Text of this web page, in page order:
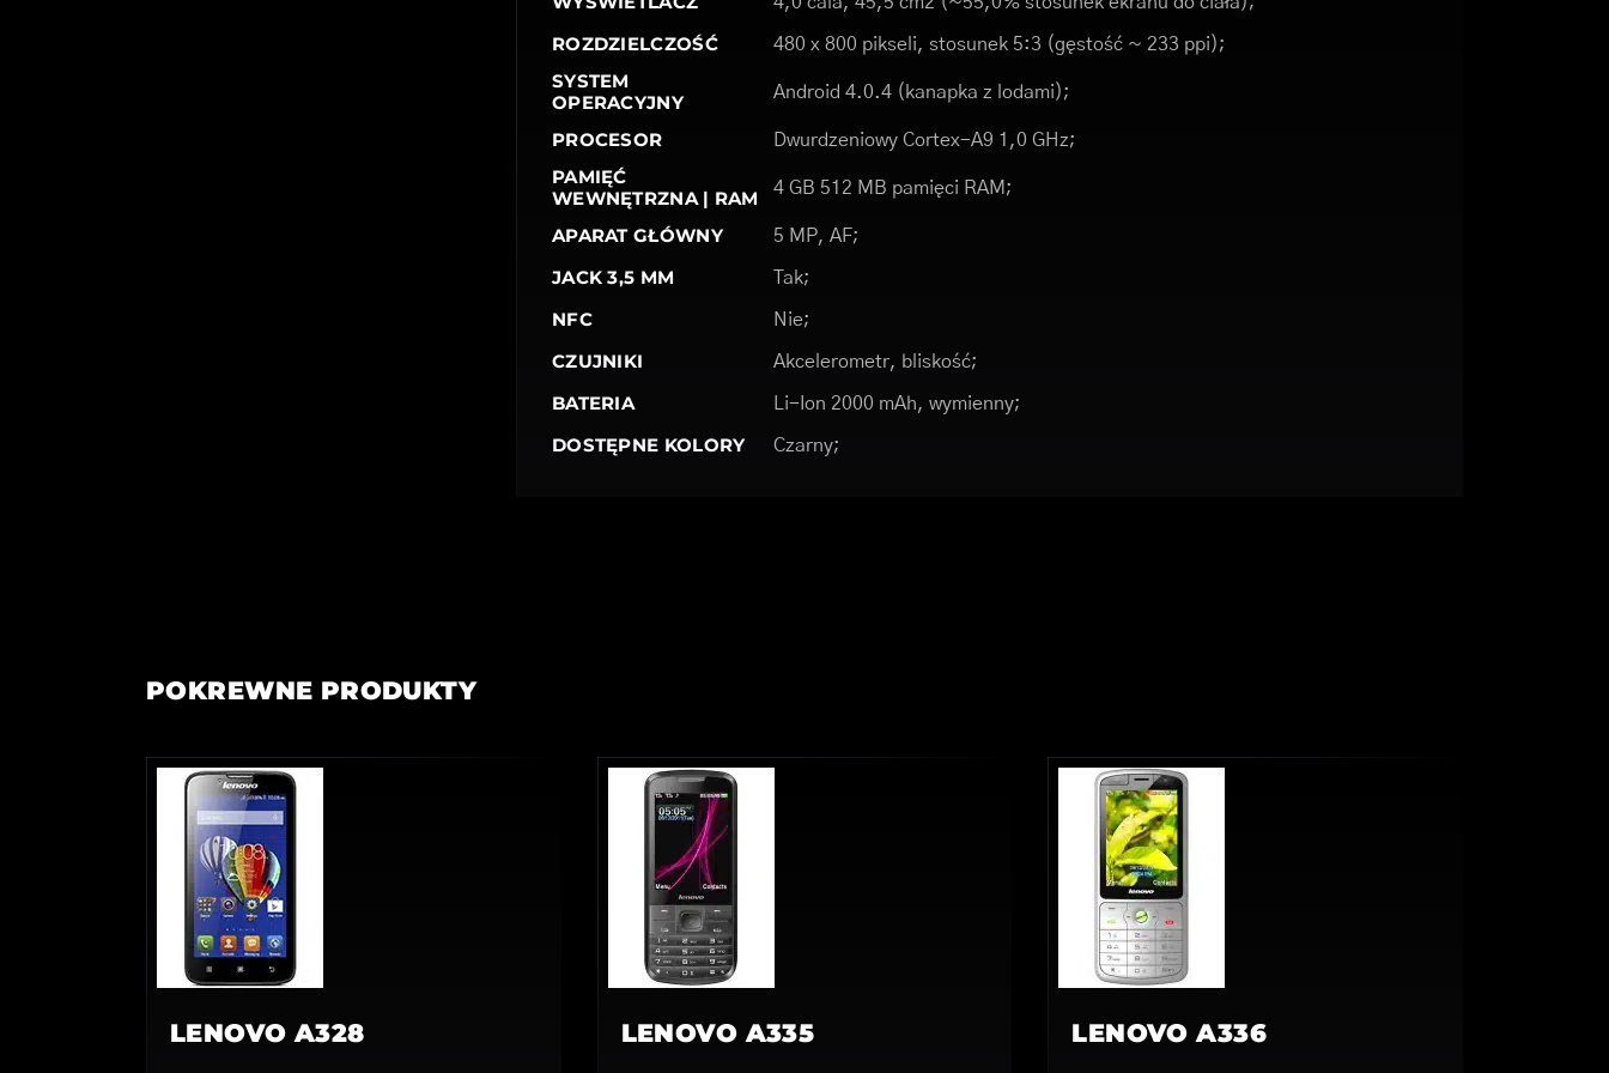
ROZDZIELCZOŚĆ 480 x 800 pikseli, stosunek 5:3 (gęstość ~ 233 ppi);
SYSTEM
OPERACYJNY
Android 4.0.4 (kanapka z lodami);
PROCESOR Dwurdzeniowy Cortex-A9 1,0 GHz;
PAMIĘĆ
WEWNĘTRZNA | RAM
4 GB 512 MB pamięci RAM;
APARAT GŁÓWNY 5 MP, AF;
JACK 3,5 MM Tak;
NFC Nie;
CZUJNIKI Akcelerometr, bliskość;
BATERIA Li-Ion 2000 mAh, wymienny;
DOSTĘPNE KOLORY Czarny;
POKREWNE PRODUKTY
LENOVO A328 LENOVO A335 LENOVO A336